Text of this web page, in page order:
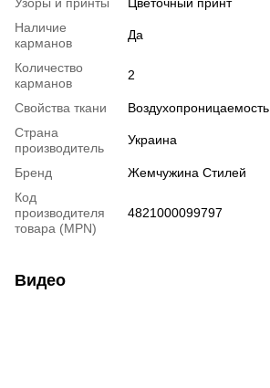
Узоры и принты
Цветочный принт
Наличие
карманов
Да
Количество
карманов
2
Свойства ткани
Воздухопроницаемость
Страна
производитель
Украина
Бренд
Жемчужина Стилей
Код
производителя
товара (MPN)
4821000099797
Видео